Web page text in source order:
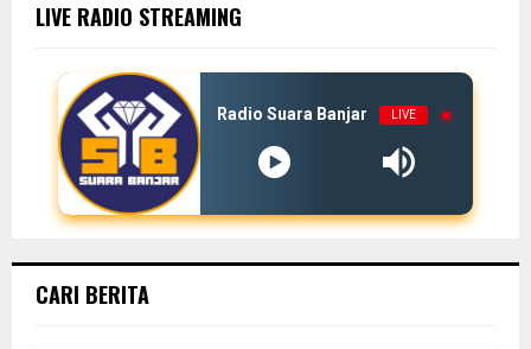
LIVE RADIO STREAMING
Radio Suara Banjar LIVE
CARI BERITA